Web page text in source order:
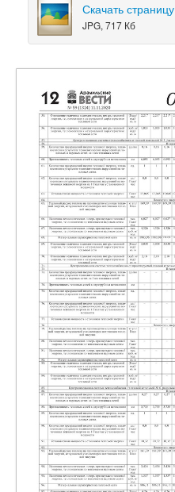
Скачать страницу
JPG, 717 Кб